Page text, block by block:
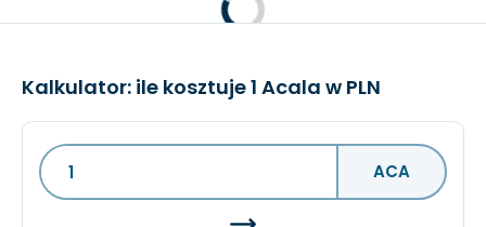
Kalkulator: ile kosztuje 1 Acala w PLN
ACA